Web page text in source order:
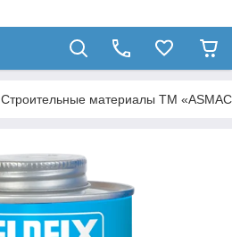
Строительные материалы ТМ